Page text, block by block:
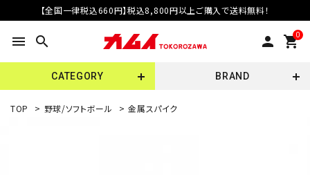
【全国一律税込660円】税込8,800円以上ご購入で送料無料！
menu search person 0
shopping_cart
CATEGORY BRAND
TOP > 野球/ソフトボール > 金属スパイク